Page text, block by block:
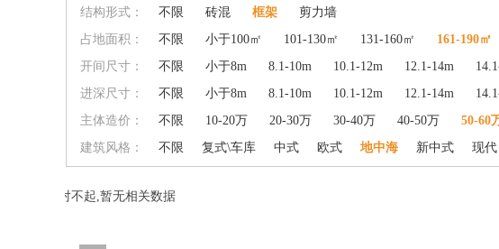
结构形式：
不限 砖混 框架
剪力墙
占地面积：
不限 小于100㎡ 101-130㎡ 131-160㎡ 161-190㎡
开间尺寸：
不限 小于8m 8.1-10m 10.1-12m 12.1-14m
进深尺寸：
不限 小于8m 8.1-10m 10.1-12m 12.1-14m
主体造价：
不限 10-20万 20-30万 30-40万 40-50万 50-60
建筑风格：
不限 复式\车库 中式 欧式 地中海 新中式 现代
对不起,暂无相关数据